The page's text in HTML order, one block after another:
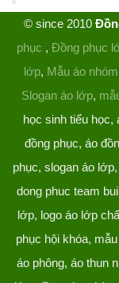
© since 2010
phục , Đồng phục
lớp, Mẫu áo nhóm
Slogan áo lớp,
học sinh tiểu học,
đồng phục, áo
phục, slogan áo
dong phuc team
lớp, logo áo lớp
phục hội khóa,
áo phông, áo thun